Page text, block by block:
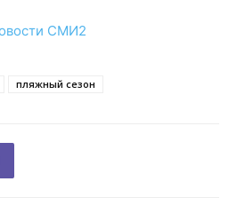
СМИ2
пляжный сезон